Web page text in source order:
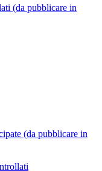
(da pubblicare in
(da pubblicare in